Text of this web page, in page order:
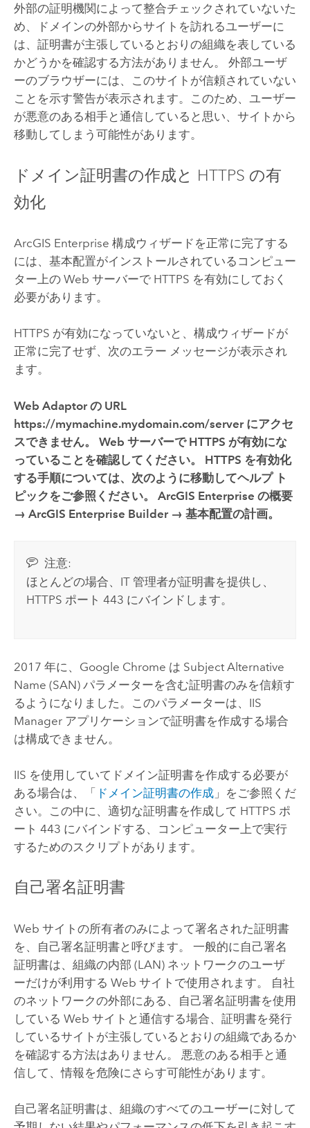
外部の証明機関によって整合チェックされていないた
め、ドメインの外部からサイトを訪れるユーザーに
は、証明書が主張しているとおりの組織を表している
かどうかを確認する方法がありません。 外部ユーザ
ーのブラウザーには、このサイトが信頼されていない
ことを示す警告が表示されます。このため、ユーザー
が悪意のある相手と通信していると思い、サイトから
移動してしまう可能性があります。
ドメイン証明書の作成と HTTPS の有
効化
ArcGIS Enterprise 構成ウィザードを正常に完了する
には、基本配置がインストールされているコンピュー
ター上の Web サーバーで HTTPS を有効にしておく
必要があります。
HTTPS が有効になっていないと、構成ウィザードが
正常に完了せず、次のエラー メッセージが表示され
ます。
Web Adaptor の URL
https://mymachine.mydomain.com/server にアクセ
スできません。 Web サーバーで HTTPS が有効にな
っていることを確認してください。 HTTPS を有効化
する手順については、次のように移動してヘルプ ト
ピックをご参照ください。 ArcGIS Enterprise の概要
→ ArcGIS Enterprise Builder → 基本配置の計画。
注意:
ほとんどの場合、IT 管理者が証明書を提供し、
HTTPS ポート 443 にバインドします。
2017 年に、 Google Chrome は Subject Alternative
Name (SAN) パラメーターを含む証明書のみを信頼す
るようになりました。このパラメーターは、IIS
Manager アプリケーションで証明書を作成する場合
は構成できません。
IIS を使用していてドメイン証明書を作成する必要が
ある場合は、「 ドメイン証明書の作成」をご参照くだ
さい。この中に、適切な証明書を作成して HTTPS ポ
ート 443 にバインドする、コンピューター上で実行
するためのスクリプトがあります。
自己署名証明書
Web サイトの所有者のみによって署名された証明書
を、自己署名証明書と呼びます。 一般的に自己署名
証明書は、組織の内部 (LAN) ネットワークのユーザ
ーだけが利用する Web サイトで使用されます。 自社
のネットワークの外部にある、自己署名証明書を使用
している Web サイトと通信する場合、証明書を発行
しているサイトが主張しているとおりの組織であるか
を確認する方法はありません。 悪意のある相手と通
信して、情報を危険にさらす可能性があります。
自己署名証明書は、組織のすべてのユーザーに対して